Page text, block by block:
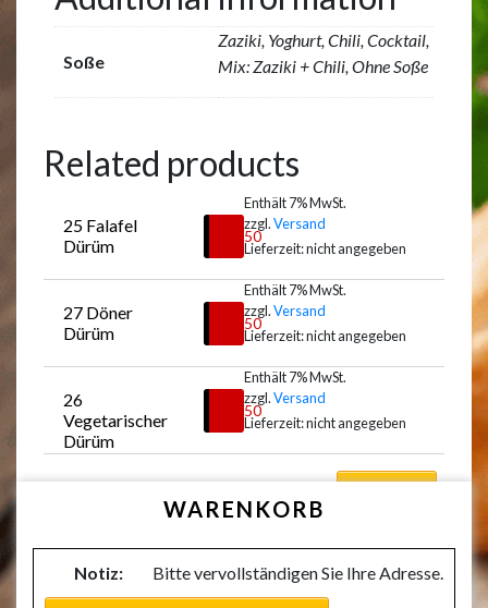
Soße
Zaziki, Yoghurt, Chili, Cocktail,
Mix: Zaziki + Chili, Ohne Soße
Related products
25 Falafel
Dürüm
7,50
Enthält 7% MwSt.
zzgl.Versand
Lieferzeit: nicht angegeben
27 Döner
Dürüm
8,50
Enthält 7% MwSt.
zzgl.Versand
Lieferzeit: nicht angegeben
26
Vegetarischer
Dürüm
7,50
Enthält 7% MwSt.
zzgl.Versand
Lieferzeit: nicht angegeben
WARENKORB
Notiz: Bitte vervollständigen Sie Ihre Adresse.